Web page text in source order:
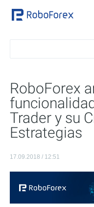
RoboForex
Trader y su
Estrategias
17.09.2018 / 12:51